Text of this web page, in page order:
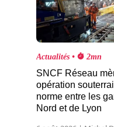
Actualités • 2mn
SNCF Réseau
opération
norme entre les
Nord et de Lyon